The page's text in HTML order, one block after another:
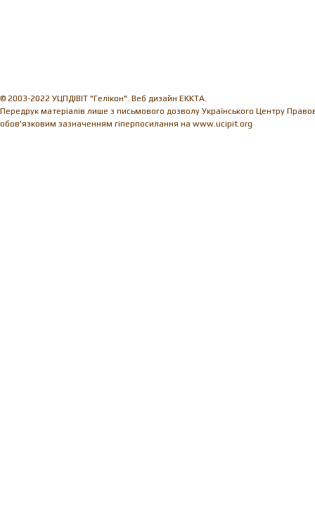
© 2003-2022 УЦПДІВІТ "Гелікон". Веб дизайн EKKTA.
Передрук матеріалів лише з письмового дозволу Українського Центру
обов'язковим зазначенням гіперпосилання на www.ucipit.org